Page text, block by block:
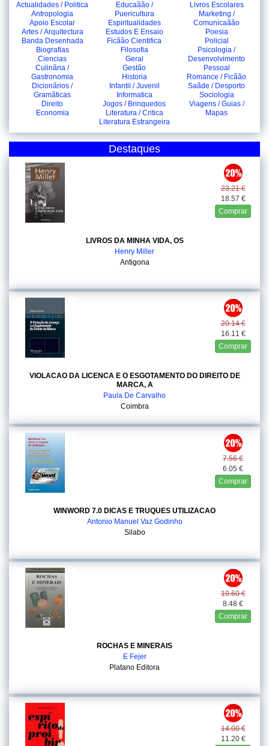
Actualidades / Politica
Antropologia
Apoio Escolar
Artes / Arquitectura
Banda Desenhada
Biografias
Ciencias
Culinãria /
Gastronomia
Dicionãrios /
Gramãticas
Direito
Economia
Educaãão /
Puericultura
Espiritualidades
Estudos E Ensaio
Ficãão Cientifica
Filosofia
Geral
Gestão
Historia
Infantil / Juvenil
Informatica
Jogos / Brinquedos
Literatura / Critica
Literatura Estrangeira
Livros Escolares
Marketing /
Comunicaãão
Poesia
Policial
Psicologia /
Desenvolvimento
Pessoal
Romance / Ficãão
Saãde / Desporto
Sociologia
Viagens / Guias /
Mapas
Destaques
23.21 €
18.57 €
Comprar
LIVROS DA MINHA VIDA, OS
Henry Miller
Antigona
20.14 €
16.11 €
Comprar
VIOLACAO DA LICENCA E O ESGOTAMENTO DO DIREITO DE
MARCA, A
Paula De Carvalho
Coimbra
7.56 €
6.05 €
Comprar
WINWORD 7.0 DICAS E TRUQUES UTILIZACAO
Antonio Manuel Vaz Godinho
Silabo
10.60 €
8.48 €
Comprar
ROCHAS E MINERAIS
E Fejer
Platano Editora
14.00 €
11.20 €